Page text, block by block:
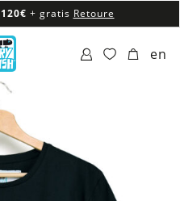
+ gratis Retoure
Sortiment
en